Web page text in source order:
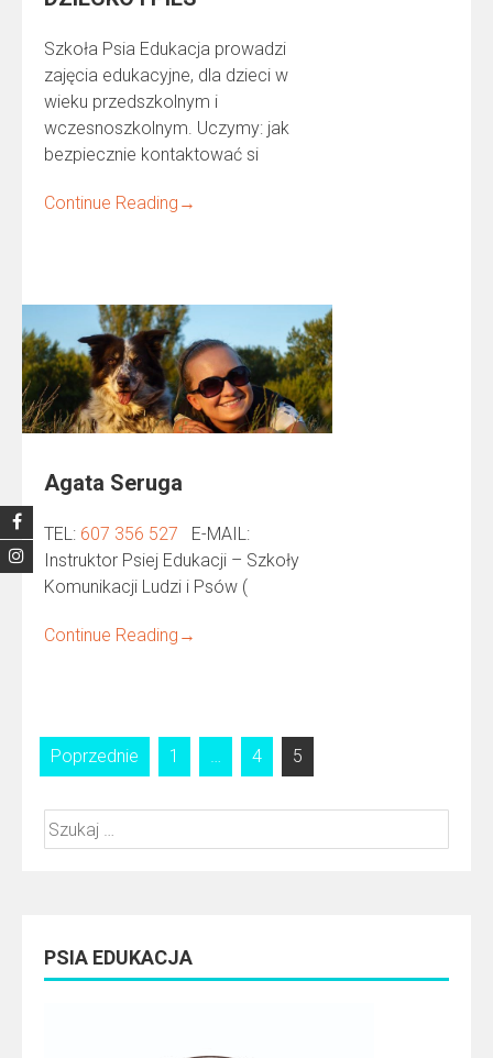
Szkoła Psia Edukacja prowadzi
zajęcia edukacyjne, dla dzieci w
wieku przedszkolnym i
wczesnoszkolnym. Uczymy: jak
bezpiecznie kontaktować si
Continue Reading →
Agata Seruga
TEL: 725 653 706 E-MAIL:
Instruktor Psiej Edukacji – Szkoły
Komunikacji Ludzi i Psów (
Continue Reading →
Stronicowanie
wpisów
Poprzednie 1 … 4 5
Szukaj:
PSIA EDUKACJA